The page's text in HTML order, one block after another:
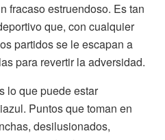
fracaso estruendoso. Es tan
que, con cualquier
partidos se le escapan a
para revertir la adversidad.
lo que puede estar
Puntos que toman en
desilusionados,